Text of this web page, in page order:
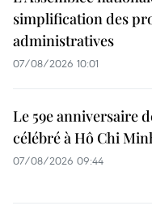
simplification des
administratives
07/08/2026 10:01
Le 59e anniversaire
célébré à Hô Chi
07/08/2026 09:44